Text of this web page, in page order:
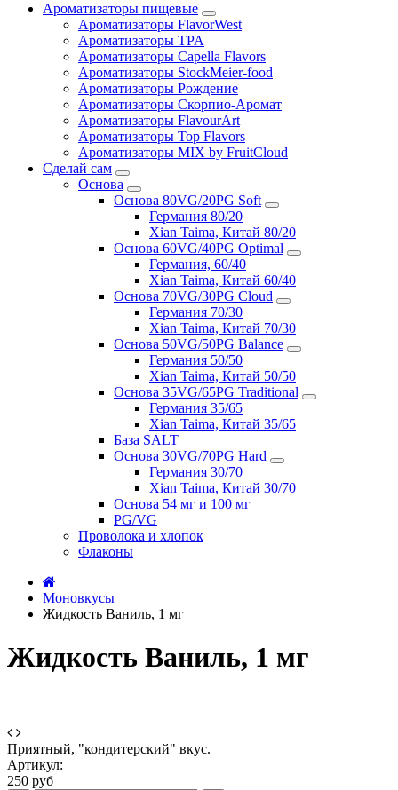
Ароматизаторы пищевые
Ароматизаторы FlavorWest
Ароматизаторы TPA
Ароматизаторы Capella Flavors
Ароматизаторы StockMeier-food
Ароматизаторы Рождение
Ароматизаторы Скорпио-Аромат
Ароматизаторы FlavourArt
Ароматизаторы Top Flavors
Ароматизаторы MIX by FruitCloud
Сделай сам
Основа
Основа 80VG/20PG Soft
Германия 80/20
Xian Taima, Китай 80/20
Основа 60VG/40PG Optimal
Германия, 60/40
Xian Taima, Китай 60/40
Основа 70VG/30PG Cloud
Германия 70/30
Xian Taima, Китай 70/30
Основа 50VG/50PG Balance
Германия 50/50
Xian Taima, Китай 50/50
Основа 35VG/65PG Traditional
Германия 35/65
Xian Taima, Китай 35/65
База SALT
Основа 30VG/70PG Hard
Германия 30/70
Xian Taima, Китай 30/70
Основа 54 мг и 100 мг
PG/VG
Проволока и хлопок
Флаконы
Моновкусы
Жидкость Ваниль, 1 мг
Жидкость Ваниль, 1 мг
Приятный, "кондитерский" вкус.
Артикул:
250 руб